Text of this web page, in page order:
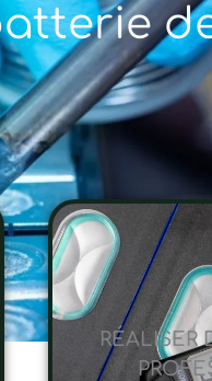
RÉALISER